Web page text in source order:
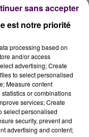
de sécurité, puis
SMUR et
a été
blessée, a été
. Les trois
ont été admis
à 17h20.
est notre priorité
processing based on
and/or access
advertising; Create
to select personalised
Measure content
or combinations
services; Create
select personalised
security, prevent and
advertising and content;
sans accepter